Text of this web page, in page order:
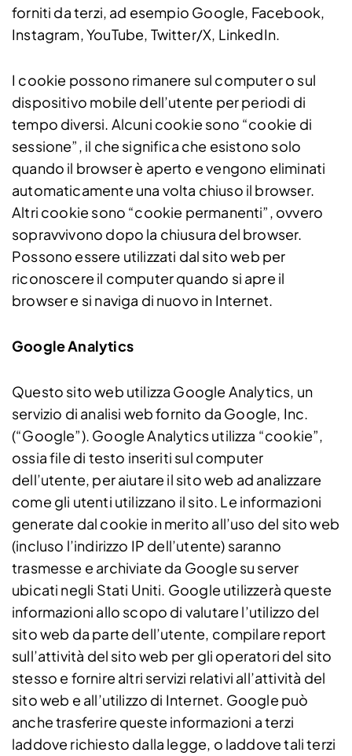
forniti da terzi, ad esempio Google, Facebook,
Instagram, YouTube, Twitter/X, LinkedIn.
I cookie possono rimanere sul computer o sul
dispositivo mobile dell’utente per periodi di
tempo diversi. Alcuni cookie sono “cookie di
sessione”, il che significa che esistono solo
quando il browser è aperto e vengono eliminati
automaticamente una volta chiuso il browser.
Altri cookie sono “cookie permanenti”, ovvero
sopravvivono dopo la chiusura del browser.
Possono essere utilizzati dal sito web per
riconoscere il computer quando si apre il
browser e si naviga di nuovo in Internet.
Google Analytics
Questo sito web utilizza Google Analytics, un
servizio di analisi web fornito da Google, Inc.
(“Google”). Google Analytics utilizza “cookie”,
ossia file di testo inseriti sul computer
dell’utente, per aiutare il sito web ad analizzare
come gli utenti utilizzano il sito. Le informazioni
generate dal cookie in merito all’uso del sito web
(incluso l’indirizzo IP dell’utente) saranno
trasmesse e archiviate da Google su server
ubicati negli Stati Uniti. Google utilizzerà queste
informazioni allo scopo di valutare l’utilizzo del
sito web da parte dell’utente, compilare report
sull’attività del sito web per gli operatori del sito
stesso e fornire altri servizi relativi all’attività del
sito web e all’utilizzo di Internet. Google può
anche trasferire queste informazioni a terzi
laddove richiesto dalla legge, o laddove tali terzi